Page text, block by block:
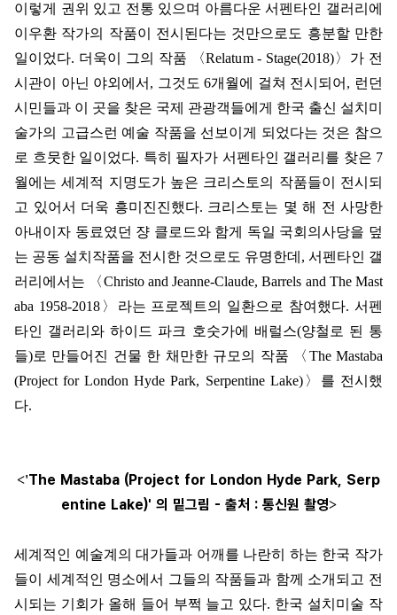
이렇게 권위 있고 전통 있으며 아름다운 서펜타인 갤러리에
이우환 작가의 작품이 전시된다는 것만으로도 흥분할 만한
일이었다. 더욱이 그의 작품 〈Relatum - Stage(2018)〉가 전
시관이 아닌 야외에서, 그것도 6개월에 걸쳐 전시되어, 런던
시민들과 이 곳을 찾은 국제 관광객들에게 한국 출신 설치미
술가의 고급스런 예술 작품을 선보이게 되었다는 것은 참으
로 흐뭇한 일이었다. 특히 필자가 서펜타인 갤러리를 찾은 7
월에는 세계적 지명도가 높은 크리스토의 작품들이 전시되
고 있어서 더욱 흥미진진했다. 크리스토는 몇 해 전 사망한
아내이자 동료였던 쟝 클로드와 함게 독일 국회의사당을 덮
는 공동 설치작품을 전시한 것으로도 유명한데, 서펜타인 갤
러리에서는 〈Christo and Jeanne-Claude, Barrels and The Mast
aba 1958-2018〉라는 프로젝트의 일환으로 참여했다. 서펜
타인 갤러리와 하이드 파크 호숫가에 배럴스(양철로 된 통
들)로 만들어진 건물 한 채만한 규모의 작품 〈The Mastaba
(Project for London Hyde Park, Serpentine Lake)〉를 전시했
다.
<'The Mastaba (Project for London Hyde Park, Serp
entine Lake)' 의 밑그림 - 출처 : 통신원 촬영>
세계적인 예술계의 대가들과 어깨를 나란히 하는 한국 작가
들이 세계적인 명소에서 그들의 작품들과 함께 소개되고 전
시되는 기회가 올해 들어 부쩍 늘고 있다. 한국 설치미술 작